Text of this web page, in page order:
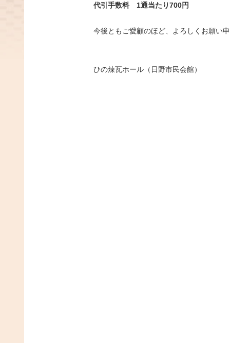
代引手数料 1通当たり700円
今後ともご愛顧のほど、よろしくお願い
ひの煉瓦ホール（日野市民会館）